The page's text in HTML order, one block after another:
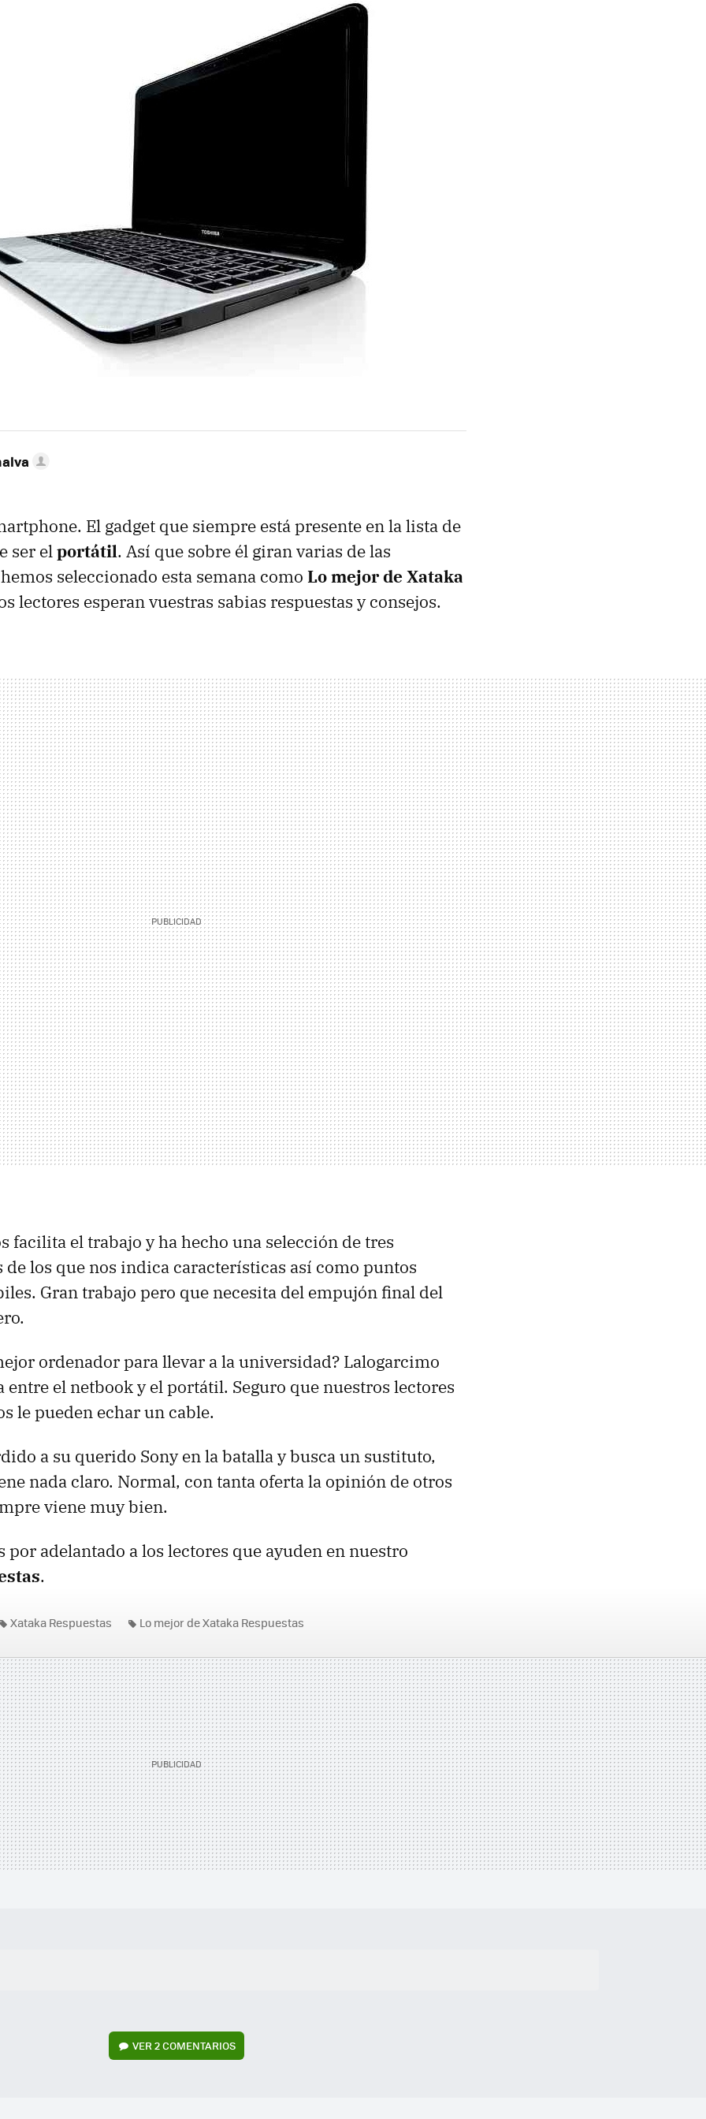
El gadget que siempre está presente en la lista de
ser elportátil. Así que sobre él giran varias de las
seleccionado esta semana como Lo mejor de Xataka
lectores esperan vuestras sabias respuestas y consejos.
facilita el trabajo y ha hecho una selección de tres
de los que nos indica características así como puntos
Gran trabajo pero que necesita del empujón final del
ordenador para llevar a la universidad? Lalogarcimo
entre el netbook y el portátil. Seguro que nuestros lectores
le pueden echar un cable.
a su querido Sony en la batalla y busca un sustituto,
nada claro. Normal, con tanta oferta la opinión de otros
viene muy bien.
por adelantado a los lectores que ayuden en nuestro
.
Xataka Respuestas Lo mejor de Xataka Respuestas
VER2 COMENTARIOS